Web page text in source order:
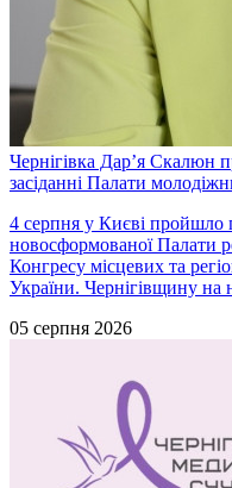
Чернігівка Дарʼя Скалюн
засіданні Палати
4 серпня у Києві пройшло
новосформованої Палати
Конгресу місцевих та
України. Чернігівщину на
05 серпня 2026